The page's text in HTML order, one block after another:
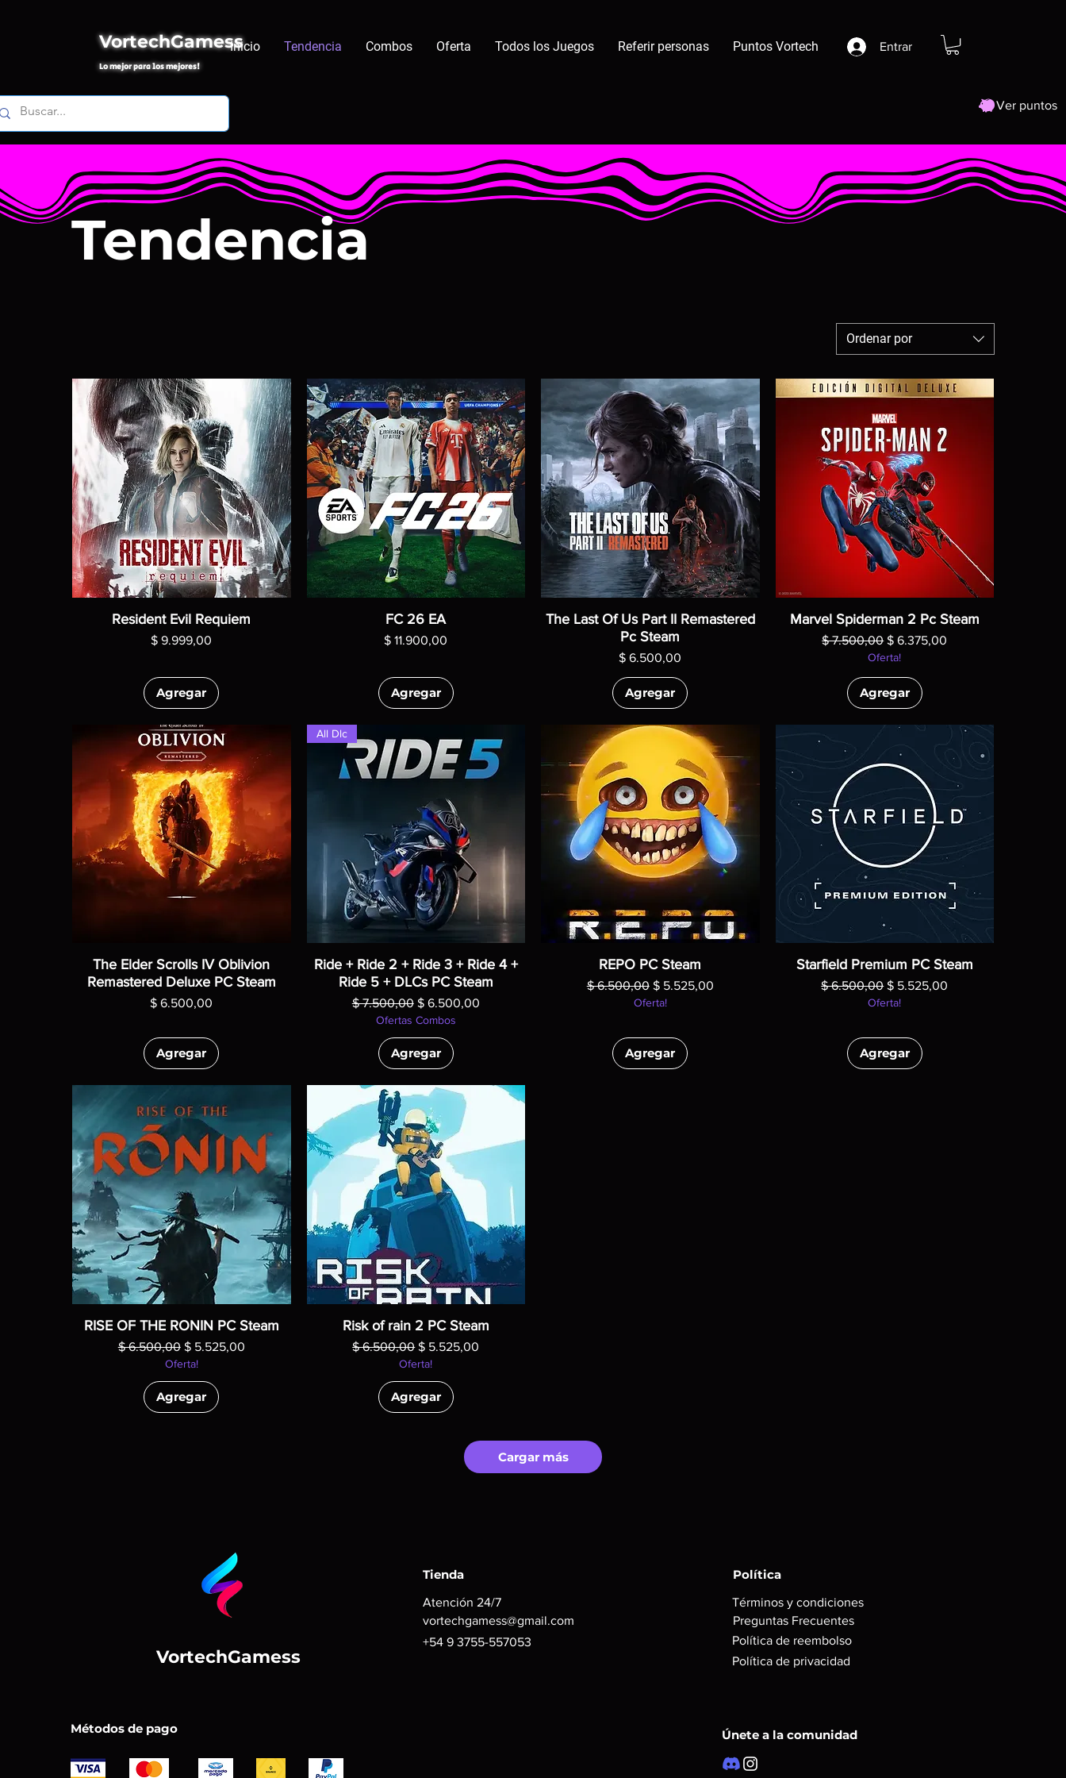
VortechGamess
Lo mejor para los mejores!
Inicio Tendencia Combos Oferta Todos los Juegos Referir personas Puntos Vortech Entrar
Ver puntos
Tendencia
Ordenar por
Resident Evil Requiem
Precio
$ 9.999,00
Agregar
FC 26 EA
Precio
$ 11.900,00
Agregar
The Last Of Us Part II Remastered
Pc Steam
Precio
$ 6.500,00
Agregar
Marvel Spiderman 2 Pc Steam
Precio
$ 7.500,00 Precio de oferta
$ 6.375,00
Oferta!
Agregar
The Elder Scrolls IV Oblivion
Remastered Deluxe PC Steam
Precio
$ 6.500,00
Agregar
All Dlc
Ride + Ride 2 + Ride 3 + Ride 4 +
Ride 5 + DLCs PC Steam
Precio
$ 7.500,00 Precio de oferta
$ 6.500,00
Ofertas Combos
Agregar
REPO PC Steam
Precio
$ 6.500,00 Precio de oferta
$ 5.525,00
Oferta!
Agregar
Starfield Premium PC Steam
Precio
$ 6.500,00 Precio de oferta
$ 5.525,00
Oferta!
Agregar
RISE OF THE RONIN PC Steam
Precio
$ 6.500,00 Precio de oferta
$ 5.525,00
Oferta!
Agregar
Risk of rain 2 PC Steam
Precio
$ 6.500,00 Precio de oferta
$ 5.525,00
Oferta!
Agregar
Cargar más
VortechGamess
Tienda
Atención 24/7
vortechgamess@gmail.com
+54 9 3755-557053
Política
Términos y condiciones
Preguntas Frecuentes
Política de reembolso
Política de privacidad
Métodos de pago Únete a la comunidad